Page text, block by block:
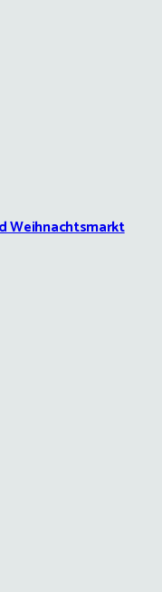
Weihnachtsmarkt